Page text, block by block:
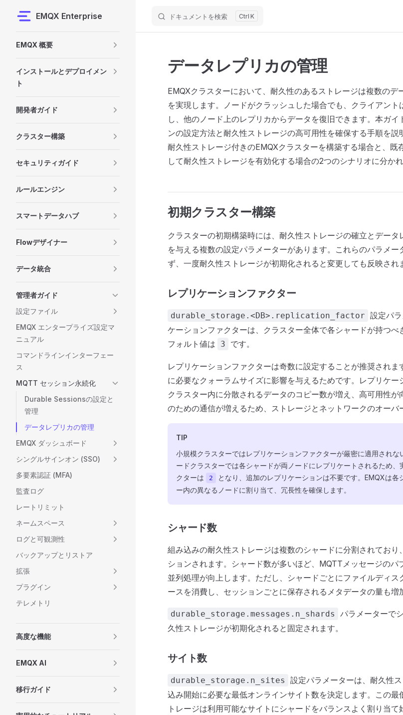
Skip to content
EMQX Enterprise ドキュメントを検索 K
EMQX 概要
インストールとデプロイメン
ト
開発者ガイド
クラスター構築
セキュリティガイド
ルールエンジン
スマートデータハブ
Flowデザイナー
データ統合
管理者ガイド
設定ファイル
EMQX エンタープライズ設定マ
ニュアル
コマンドラインインターフェー
ス
MQTT セッション永続化
Durable Sessionsの設定と
管理
データレプリカの管理
EMQX ダッシュボード
シングルサインオン (SSO)
多要素認証 (MFA)
監査ログ
レートリミット
ネームスペース
ログと可観測性
バックアップとリストア
拡張
プラグイン
テレメトリ
高度な機能
EMQX AI
移行ガイド
データレプリカの管理
EMQXクラスターにおいて、耐久性のあるストレージは複数のデ
を実現します。ノードがクラッシュした場合でも、クライアン
し、他のノード上のレプリカからデータを復旧できます。本ガイ
ンの設定方法と耐久性ストレージの高可用性を確保する手順を
耐久性ストレージ付きのEMQXクラスターを構築する場合と、既
して耐久性ストレージを有効化する場合の2つのシナリオに分かれ
初期クラスター構築
クラスターの初期構築時には、耐久性ストレージの確立とデー
を与える複数の設定パラメーターがあります。これらのパラメー
ず、一度耐久性ストレージが初期化されると変更しても反映され
レプリケーションファクター
durable_storage.<DB>.replication_factor 設定パ
ケーションファクターは、クラスター全体で各シャードが持つ
フォルト値は
3 です。
レプリケーションファクターは奇数に設定することが推奨され
に必要なクォーラムサイズに影響を与えるためです。レプリケー
クラスター内に分散されるデータのコピー数が増え、高可用性
のための通信が増えるため、ストレージとネットワークのオーバ
TIP
小規模クラスターではレプリケーションファクターが厳密に適用されな
ードクラスターでは各シャードが両ノードにレプリケートされるため、
クターは
2
となり、追加のレプリケーションは不要です。EMQXは各
ー内の異なるノードに割り当て、冗長性を確保します。
シャード数
組み込みの耐久性ストレージは複数のシャードに分割されており
ションされます。シャード数が多いほど、MQTTメッセージのパ
並列処理が向上します。ただし、シャードごとにファイルディス
ースを消費し、セッションごとに保存されるメタデータの量も増
durable_storage.messages.n_shards
パラメーターで
久性ストレージが初期化されると固定されます。
サイト数
durable_storage.n_sites
設定パラメーターは、耐久性
込み開始に必要な最低オンラインサイト数を決定します。この最
トレージは利用可能なサイトにシャードをバランスよく割り当て